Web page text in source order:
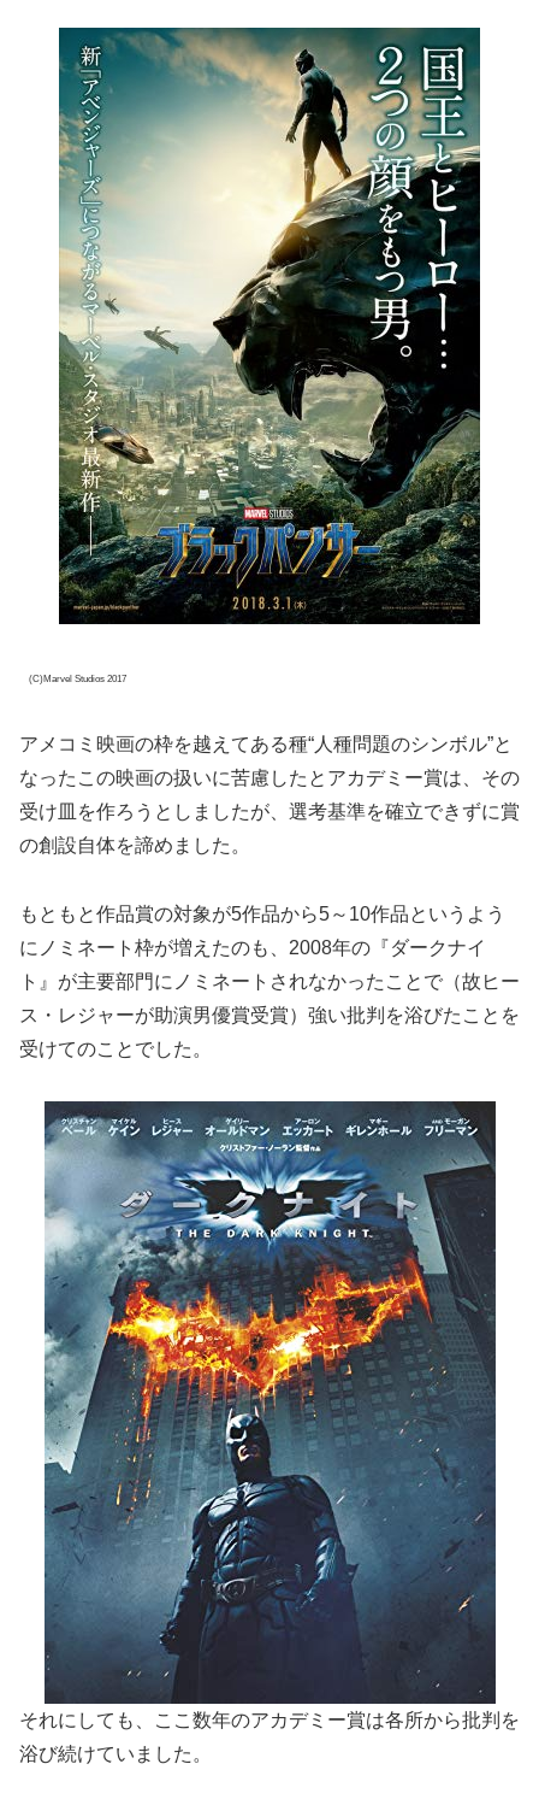
(C)Marvel Studios 2017
アメコミ映画の枠を越えてある種“人種問題のシンボル”と
なったこの映画の扱いに苦慮したとアカデミー賞は、その
受け皿を作ろうとしましたが、選考基準を確立できずに賞
の創設自体を諦めました。
もともと作品賞の対象が5作品から5～10作品というよう
にノミネート枠が増えたのも、2008年の『ダークナイ
ト』が主要部門にノミネートされなかったことで（故ヒー
ス・レジャーが助演男優賞受賞）強い批判を浴びたことを
受けてのことでした。
それにしても、ここ数年のアカデミー賞は各所から批判を
浴び続けていました。